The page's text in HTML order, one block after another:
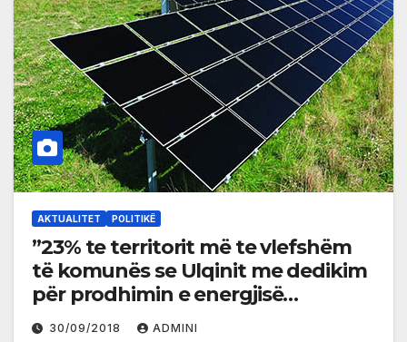
AKTUALITET POLITIKË
”23% te territorit më te vlefshëm
të komunës se Ulqinit me dedikim
për prodhimin e energjisë
elektrike”
30/09/2018 ADMINI